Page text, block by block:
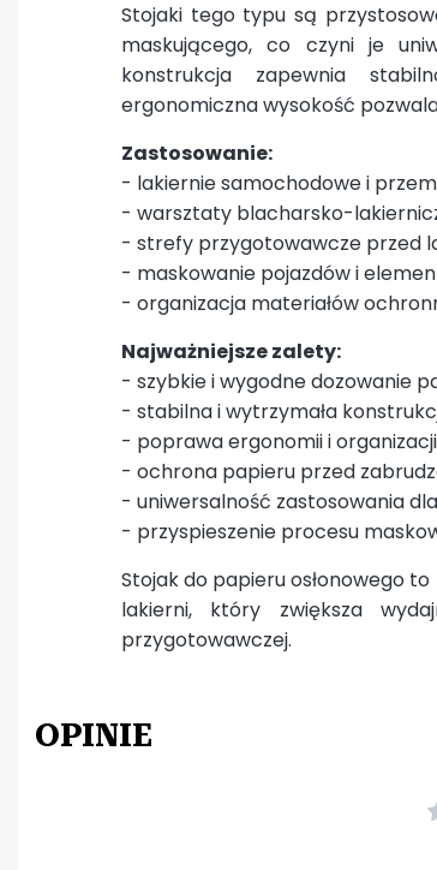
Stojaki tego typu są
maskującego, co czyni je
konstrukcja zapewnia
ergonomiczna wysokość
Zastosowanie:
- lakiernie samochodowe i
- warsztaty blacharsko-
- strefy przygotowawcze przed
- maskowanie pojazdów i
- organizacja materiałów
Najważniejsze zalety:
- szybkie i wygodne dozowanie
- stabilna i wytrzymała
- poprawa ergonomii i
- ochrona papieru przed
- uniwersalność zastosowania
- przyspieszenie procesu
Stojak do papieru osłonowego
lakierni, który zwiększa
przygotowawczej.
OPINIE